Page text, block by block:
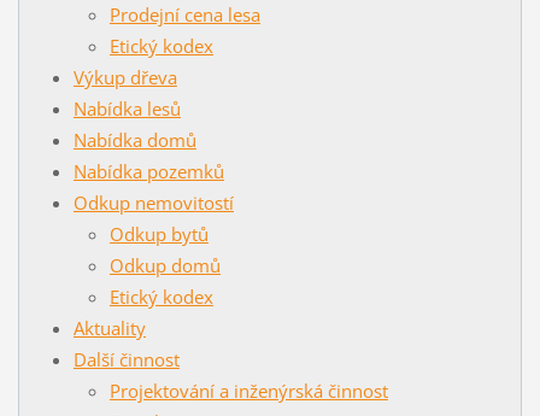
Prodejní cena lesa
Etický kodex
Výkup dřeva
Nabídka lesů
Nabídka domů
Nabídka pozemků
Odkup nemovitostí
Odkup bytů
Odkup domů
Etický kodex
Aktuality
Další činnost
Projektování a inženýrská činnost